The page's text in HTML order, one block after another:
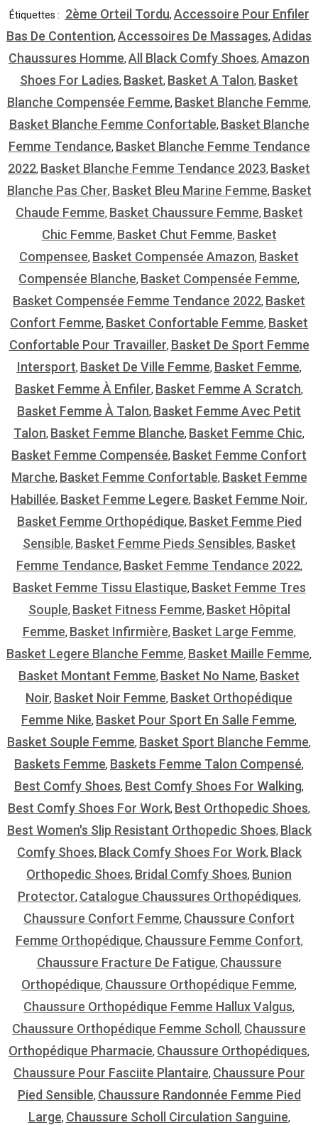
Étiquettes : 2ème Orteil Tordu, Accessoire Pour Enfiler
Bas De Contention, Accessoires De Massages, Adidas
Chaussures Homme, All Black Comfy Shoes, Amazon
Shoes For Ladies, Basket, Basket A Talon, Basket
Blanche Compensée Femme, Basket Blanche Femme,
Basket Blanche Femme Confortable, Basket Blanche
Femme Tendance, Basket Blanche Femme Tendance
2022, Basket Blanche Femme Tendance 2023, Basket
Blanche Pas Cher, Basket Bleu Marine Femme, Basket
Chaude Femme, Basket Chaussure Femme, Basket
Chic Femme, Basket Chut Femme, Basket
Compensee, Basket Compensée Amazon, Basket
Compensée Blanche, Basket Compensée Femme,
Basket Compensée Femme Tendance 2022, Basket
Confort Femme, Basket Confortable Femme, Basket
Confortable Pour Travailler, Basket De Sport Femme
Intersport, Basket De Ville Femme, Basket Femme,
Basket Femme À Enfiler, Basket Femme A Scratch,
Basket Femme À Talon, Basket Femme Avec Petit
Talon, Basket Femme Blanche, Basket Femme Chic,
Basket Femme Compensée, Basket Femme Confort
Marche, Basket Femme Confortable, Basket Femme
Habillée, Basket Femme Legere, Basket Femme Noir,
Basket Femme Orthopédique, Basket Femme Pied
Sensible, Basket Femme Pieds Sensibles, Basket
Femme Tendance, Basket Femme Tendance 2022,
Basket Femme Tissu Elastique, Basket Femme Tres
Souple, Basket Fitness Femme, Basket Hôpital
Femme, Basket Infirmière, Basket Large Femme,
Basket Legere Blanche Femme, Basket Maille Femme,
Basket Montant Femme, Basket No Name, Basket
Noir, Basket Noir Femme, Basket Orthopédique
Femme Nike, Basket Pour Sport En Salle Femme,
Basket Souple Femme, Basket Sport Blanche Femme,
Baskets Femme, Baskets Femme Talon Compensé,
Best Comfy Shoes, Best Comfy Shoes For Walking,
Best Comfy Shoes For Work, Best Orthopedic Shoes,
Best Women's Slip Resistant Orthopedic Shoes, Black
Comfy Shoes, Black Comfy Shoes For Work, Black
Orthopedic Shoes, Bridal Comfy Shoes, Bunion
Protector, Catalogue Chaussures Orthopédiques,
Chaussure Confort Femme, Chaussure Confort
Femme Orthopédique, Chaussure Femme Confort,
Chaussure Fracture De Fatigue, Chaussure
Orthopédique, Chaussure Orthopédique Femme,
Chaussure Orthopédique Femme Hallux Valgus,
Chaussure Orthopédique Femme Scholl , Chaussure
Orthopédique Pharmacie, Chaussure Orthopédiques,
Chaussure Pour Fasciite Plantaire, Chaussure Pour
Pied Sensible, Chaussure Randonnée Femme Pied
Large, Chaussure Scholl Circulation Sanguine,